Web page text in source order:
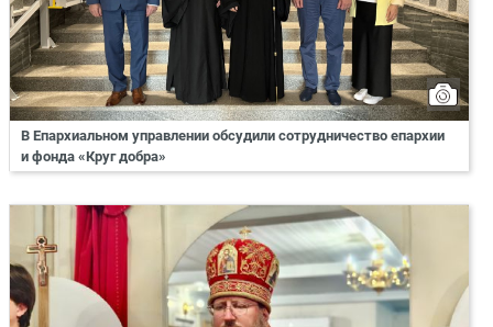
В Епархиальном управлении обсудили сотрудничество епархии
и фонда «Круг добра»